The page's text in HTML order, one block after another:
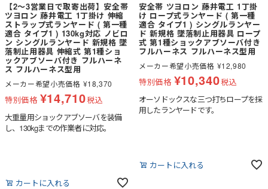
【2～3営業日で取寄出荷】安全帯
ツヨロン 藤井電工 1丁掛け 伸縮
ストラップ式ランヤード ( 第一種
適合 タイプ1 ) 130kg対応 ノビロ
ン シングルランヤード 新規格 墜
落制止用器具 伸縮式 第1種ショ
ックアブソーバ付き フルハーネ
ス フルハーネス型用
メーカー希望小売価格 ¥18,370
特別価格 ¥14,710税込
大重量用ショックアブソーバを装備
し、130kgまでの作業者に対応。
カートに入れる
安全帯 ツヨロン 藤井電工 1丁掛
け ロープ式ランヤード ( 第一種
適合 タイプ1 ) シングルランヤー
ド 新規格 墜落制止用器具 ロープ
式 第1種ショックアブソーバ付き
フルハーネス フルハーネス型用
メーカー希望小売価格 ¥12,980
特別価格 ¥10,340税込
オーソドックスな三つ打ちロープを採
用したランヤードです。
カートに入れる